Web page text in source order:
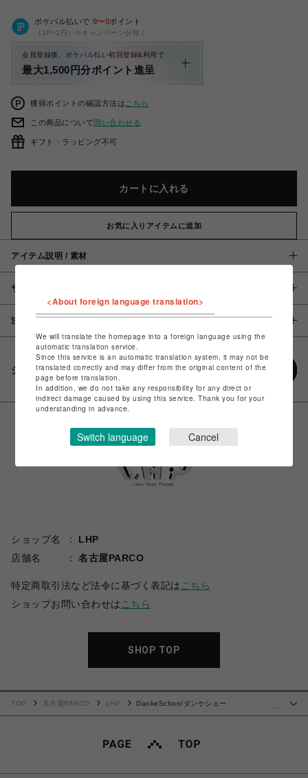
ポケパル払いで 0〜0ポイント
（1P=1円）※キャンペーン分除く
会員登録後、ポケパル払い初回登録&利用で
最大1,500円分ポイント進呈
獲得ポイントの確認方法は こちら
この商品について問い合わせる
ギフト：ラッピング不可
カートに入れる
お気に入りアイテムに追加
アイテム説明 / 素材
サイズ
注意事項
シェアする
ショップ名
LHP
店舗名
名古屋PARCO
特定商取引法など法令に基づく表記は こちら
ショップお問い合わせは こちら
SHOP TOP
…
TOP 名古屋PARCO LHP
DankeSchon/ダンケシェー
<About foreign language translation>
We will translate the homepage into a foreign language using the
automatic translation service.
Since this service is an automatic translation system, it may not be
translated correctly and may differ from the original content of the
page before translation.
In addition, we do not take any responsibility for any direct or
indirect damage caused by using this service. Thank you for your
understanding in advance.
Switch language Cancel